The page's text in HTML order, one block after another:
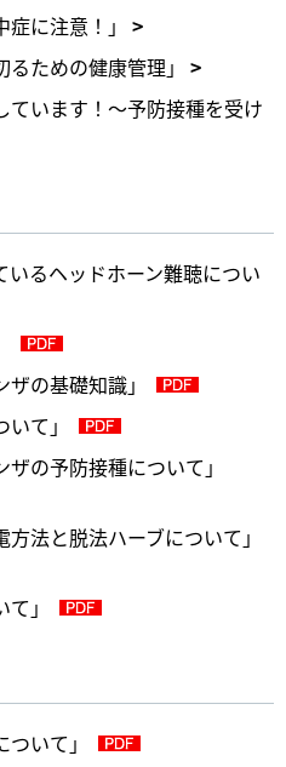
に注意！」
ための健康管理」
います！～予防接種を受け
るヘッドホーン難聴につい
の基礎知識」
て」
の予防接種について」
法と脱法ハーブについて」
」
いて」